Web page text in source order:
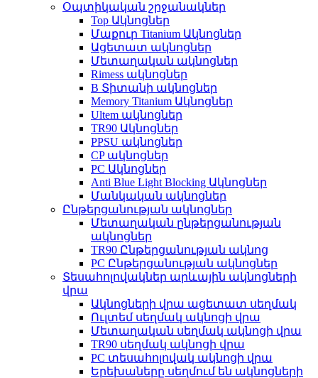
Օպտիկական շրջանակներ
Top Ակնոցներ
Մաքուր Titanium Ակնոցներ
Ացետատ ակնոցներ
Մետաղական ակնոցներ
Rimess ակնոցներ
B Տիտանի ակնոցներ
Memory Titanium Ակնոցներ
Ultem ակնոցներ
TR90 Ակնոցներ
PPSU ակնոցներ
CP ակնոցներ
PC Ակնոցներ
Anti Blue Light Blocking Ակնոցներ
Մանկական ակնոցներ
Ընթերցանության ակնոցներ
Մետաղական ընթերցանության
ակնոցներ
TR90 Ընթերցանության ակնոց
PC Ընթերցանության ակնոցներ
Տեսահոլովակներ արևային ակնոցների
վրա
Ակնոցների վրա ացետատ սեղմակ
Ուլտեմ սեղմակ ակնոցի վրա
Մետաղական սեղմակ ակնոցի վրա
TR90 սեղմակ ակնոցի վրա
PC տեսահոլովակ ակնոցի վրա
Երեխաները սեղմում են ակնոցների